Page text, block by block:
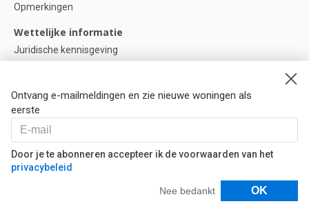
Ontvang e-mailmeldingen en zie nieuwe woningen als
eerste
Door je te abonneren accepteer ik de voorwaarden van het
privacybeleid
Nee bedankt OK
Filters
Opmerkingen
Wettelijke informatie
Juridische kennisgeving
Cookie instellingen
Help
Vragen
Onze partners